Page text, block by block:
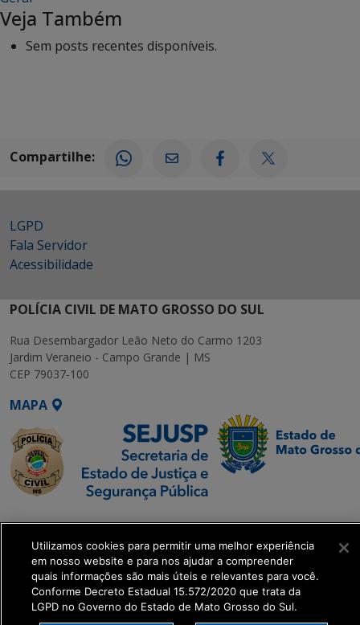
Veja Também
Sem posts recentes disponíveis.
Compartilhe:
LGPD
Fala Servidor
Acessibilidade
POLÍCIA CIVIL DE MATO GROSSO DO SUL
Rua Desembargador Leão Neto do Carmo 1203
Jardim Veraneio - Campo Grande | MS
CEP 79037-100
MAPA
SETDIG | Secretaria-
Executiva de
Transformação Digital
get_footer();
Utilizamos cookies para permitir uma melhor experiência
em nosso website e para nos ajudar a compreender
quais informações são mais úteis e relevantes para você.
Conforme Decreto Estadual 15.572/2020 que trata da
LGPD no Governo do Estado de Mato Grosso do Sul.